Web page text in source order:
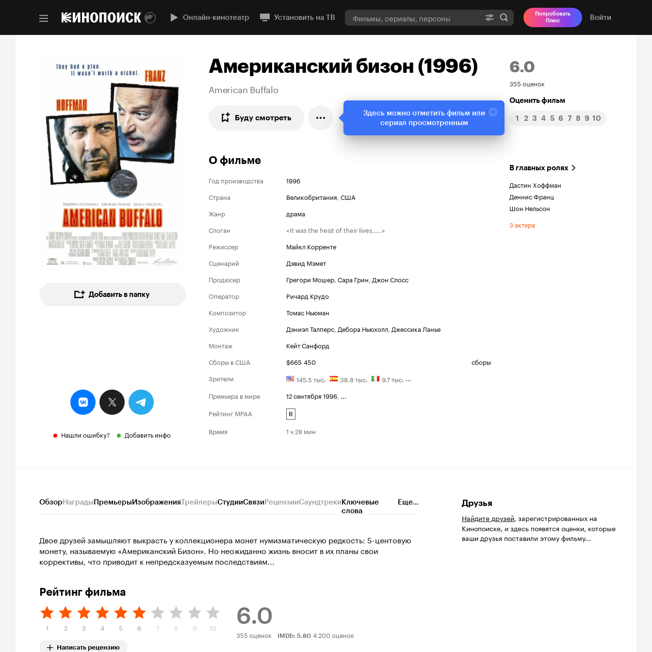
Онлайн-кинотеатр Установить на ТВ
Попробовать
Плюс
Войти
Добавить в папку
Нашли ошибку? Добавить инфо
Американский бизон (1996)
American Buffalo
Буду смотреть
6.0
Рейтинг
Кинопоиска
6.0
355 оценок
Оценить фильм
1 2 3 4 5 6 7 8 9 10
О фильме
Год производства
1996
Страна
Великобритания, США
Жанр
драма
Слоган
«It was the heist of their lives.....»
Режиссер
Майкл Корренте
Сценарий
Дэвид Мэмет
Продюсер
Грегори Мошер, Сара Грин, Джон Слосс
Оператор
Ричард Крудо
Композитор
Томас Ньюман
Художник
Дэниэл Талперс, Дебора Ньюхолл, Джессика Ланье
Монтаж
Кейт Санфорд
Сборы в США
$665 450
сборы
Зрители
145.5 тыс, 38.8 тыс, 9.7 тыс, ...
Премьера в мире
12 сентября 1996
Рейтинг MPAA
R
Время 1 ч 28 мин
В главных ролях
Дастин Хоффман
Деннис Франц
Шон Нельсон
3 актера
ОбзорНаградыПремьерыИзображенияТрейлерыСтудииСвязиРецензииСаундтрекиКлючевые
слова
Еще...
Двое друзей замышляют выкрасть у коллекционера монет нумизматическую редкость: 5-центовую
монету, называемую «Американский Бизон». Но неожиданно жизнь вносит в их планы свои
коррективы, что приводит к непредсказуемым последствиям...
Рейтинг фильма
1 2 3 4 5 6 7 8 9 10
Написать рецензию
6.0
Рейтинг
355 оценок IMDb: 5.80 4 200 оценок
Друзья
Найдите друзей, зарегистрированных на
Кинопоиске, и здесь появятся оценки, которые
ваши друзья поставили этому фильму...
Здесь можно отметить фильм или
сериал просмотренным